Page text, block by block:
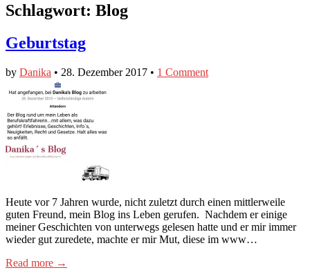
Schlagwort: Blog
Geburtstag
by Danika • 28. Dezember 2017 • 1 Comment
Heute vor 7 Jahren wurde, nicht zuletzt durch einen mittlerweile
guten Freund, mein Blog ins Leben gerufen. Nachdem er einige
meiner Geschichten von unterwegs gelesen hatte und er mir immer
wieder gut zuredete, machte er mir Mut, diese im www…
Read more →